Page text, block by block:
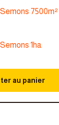
7500m²
1ha
au panier